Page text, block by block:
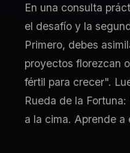
En una consulta
el desafío y la
Primero, debes
proyectos florezcan
fértil para crecer".
Rueda de la
a la cima. Aprende